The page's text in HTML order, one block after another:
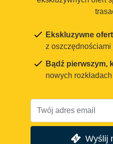
Ekskluzywne
z oszczędnościami
Bądź pierwszym,
nowych
Wyślij